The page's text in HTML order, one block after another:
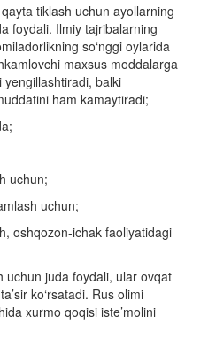
tiklash uchun ayollarning
foydali. Ilmiy tajribalarning
so‘nggi oylarida
maxsus moddalarga
yengillashtiradi, balki
ham kamaytiradi;
uchun;
uchun;
oshqozon-ichak faoliyatidagi
uchun juda foydali, ular ovqat
ko‘rsatadi. Rus olimi
xurmo qoqisi iste’molini